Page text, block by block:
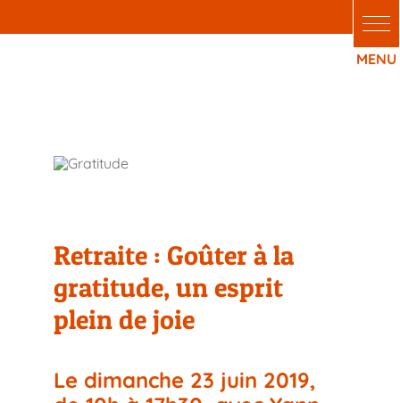
Retraite : Goûter à la
gratitude, un esprit
plein de joie
Le dimanche 23 juin 2019,